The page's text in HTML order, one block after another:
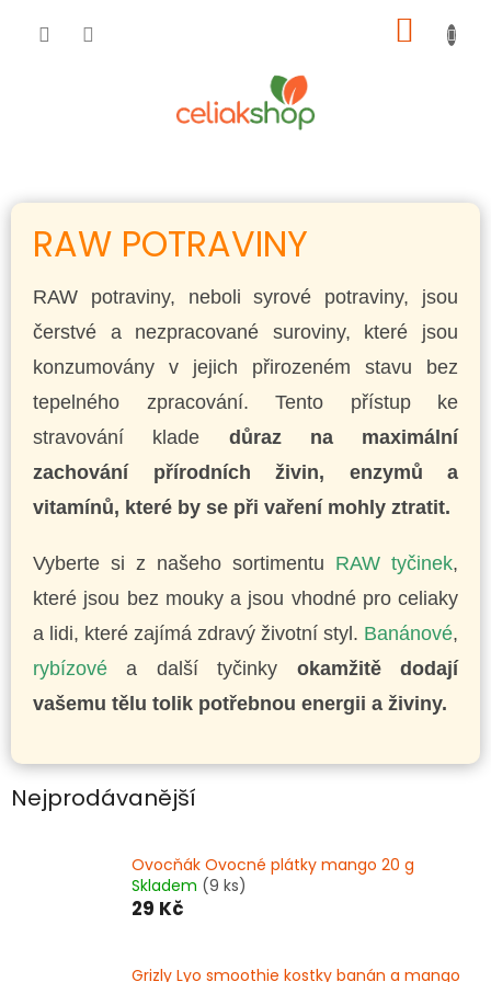
KOŠÍK
RAW POTRAVINY
RAW potraviny, neboli syrové potraviny, jsou
čerstvé a nezpracované suroviny, které jsou
konzumovány v jejich přirozeném stavu bez
tepelného zpracování. Tento přístup ke
stravování klade důraz na maximální
zachování přírodních živin, enzymů a
vitamínů, které by se při vaření mohly ztratit.
Vyberte si z našeho sortimentu RAW tyčinek,
které jsou bez mouky a jsou vhodné pro celiaky
a lidi, které zajímá zdravý životní styl. Banánové,
rybízovéa další tyčinky okamžitě dodají
vašemu tělu tolik potřebnou energii a živiny.
Nejprodávanější
Ovocňák Ovocné plátky mango 20 g
Skladem (9 ks)
29 Kč
Grizly Lyo smoothie kostky banán a mango